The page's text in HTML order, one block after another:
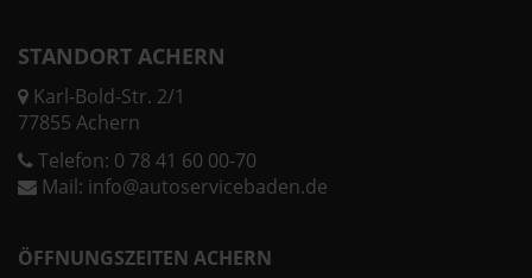
STANDORT ACHERN
Karl-Bold-Str. 2/1
77855 Achern
Telefon: 0 78 41 60 00-70
Mail: info@autoservicebaden.de
ÖFFNUNGSZEITEN ACHERN